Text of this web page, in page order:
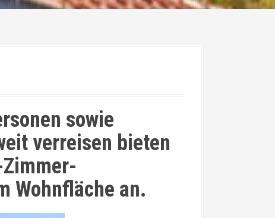
sowie
verreisen bieten
Wohnfläche an.